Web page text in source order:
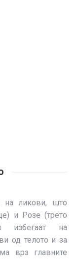
на ликови, што
и Розе (трето
на
од телото и за
врз главните